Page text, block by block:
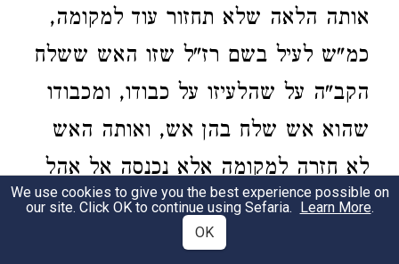
אותה הלאה שלא תחזור עוד למקומה,
כמ"ש לעיל בשם רז"ל שזו האש ששלח
הקב"ה על שהלעיזו על כבודו, ומכבודו
שהוא אש שלח בהן אש, ואותה האש
לא חזרה למקומה אלא נכנסה אל אהל
מועד, עתה זרה, נעשית זרה, זרה אותה
שלא תכנס אל אהל מועד. הלאה,
We use cookies to give you the best experience possible on
our site. Click OK to continue using Sefaria. Learn More.
OK